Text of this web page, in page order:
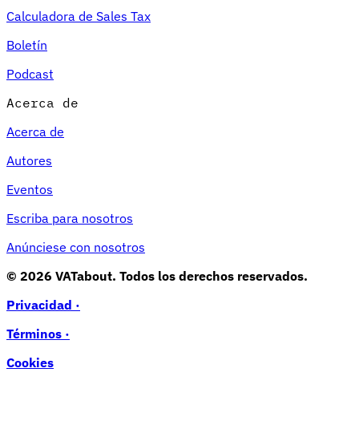
Calculadora de Sales Tax
Boletín
Podcast
Acerca de
Acerca de
Autores
Eventos
Escriba para nosotros
Anúnciese con nosotros
© 2026 VATabout. Todos los derechos reservados.
Privacidad ·
Términos ·
Cookies